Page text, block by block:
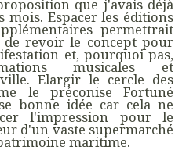
que j'avais déjà
Espacer les éditions
permettrait
de revoir le concept pour
et, pourquoi pas,
musicales et
Elargir le cercle des
le préconise Fortuné
bonne idée car cela ne
l'impression pour le
d'un vaste supermarché
maritime.